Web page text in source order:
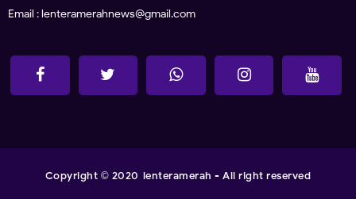
Email : lenteramerahnews@gmail.com
Copyright © 2020 lenteramerah - All right reserved